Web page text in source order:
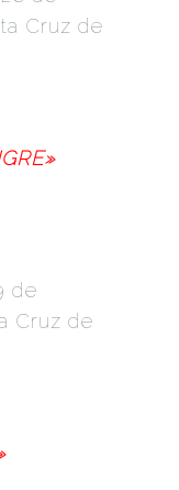
Cruz de
de
Cruz de